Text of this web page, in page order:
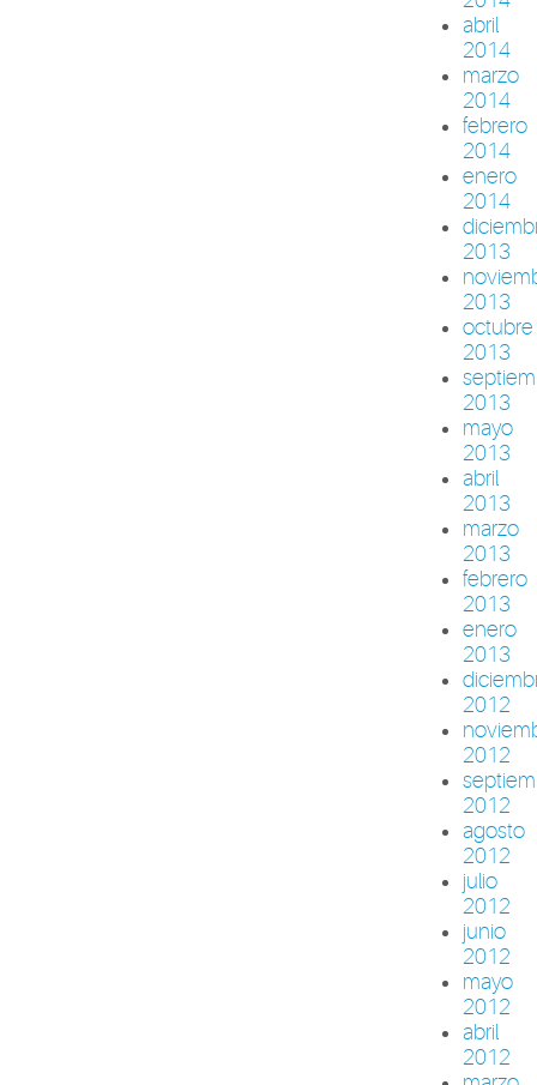
abril
2014
marzo
2014
febrero
2014
enero
2014
2013
2013
octubre
2013
2013
mayo
2013
abril
2013
marzo
2013
febrero
2013
enero
2013
2012
2012
2012
agosto
2012
julio
2012
junio
2012
mayo
2012
abril
2012